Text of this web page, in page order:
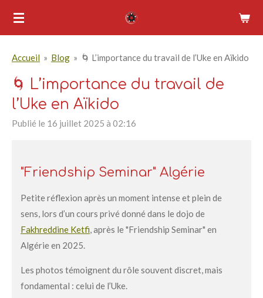
Passer
principal
Accueil » Blog » 🌀 L’importance du travail de l’Uke en Aïkido
🌀 L’importance du travail de
l’Uke en Aïkido
Publié le 16 juillet 2025 à 02:16
"Friendship Seminar" Algérie
Petite réflexion après un moment intense et plein de
sens, lors d’un cours privé donné dans ledojo de
Fakhreddine Ketfi, après le "Friendship Seminar" en
Algérie en 2025.
Les photos témoignent du rôle souvent discret, mais
fondamental : celui de l’Uke.